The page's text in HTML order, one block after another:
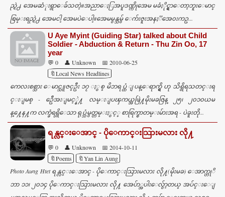
ည္ရဲ႕ အေမဆံုးရွာေခ်သတဲ့။အညာေႏြအပူဒဏ္ကိုအေမ မခံႏိုင္ရွာေတာ့ဘူးေမာင္
စြမ္းရည္ရဲ႕ အေမငါ့ အေမပဲေပါ့။အေမမွန္သမွ် ေက်းဇူးအနႏၱအေ၀းကဥ...
U Aye Myint (Guiding Star) talked about Child
Soldier - Abduction & Return - Thu Zin Oo, 17
year
💬 0 👤 Unknown
📅 2010-06-25
🔖Local News Headlines
ကေလးစစ္သား ေမာင္သူဇင္ဦး ၁၇ ႏွစ္ မိဘရပ္ထံ ျပန္ေရာက္ရွိ ဟု သိရွိရသတင္းရ
င္းျမစ္ - ဦေအးျမင့္နဲ႔ လမ္းျပၾကယ္အဖြဲ႔မိုးမခဇြန္ ၂၅၊ ၂၀၁၀ယမ
န္႔ေန႔က လက္ခံရရွိေသာ ရုပ္သံမွတ္တမ္းႏွင့္ စာရြက္စာတမ္းမ်ားအရ - ပဲခူးတို...
ရန္လင္းေအာင္ - ပိုေကာင္းသြားမလား လို႔
💬 0 👤 Unknown
📅 2014-10-11
🔖Poems
🔖Yan Lin Aung
Photo Aung Htet ရန္လင္းေအာင္ - ပိုေကာင္းသြားမလား လို႔(မိုးမခ) ေအာက္တုိ
ဘာ ၁၁၊ ၂၀၁၄ ပိုေကာင္းသြားမလား လို႔ အေပ်ာ္အပါးေလွ်ာ့တယ္ အပ်င္းေျ